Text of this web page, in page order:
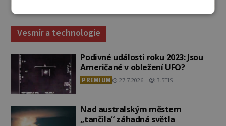
Vesmír a technologie
Podivné události roku 2023: Jsou
Američané v obležení UFO?
PREMIUM 27.7.2026 3.5TIS
Nad australským městem
„tančila“ záhadná světla